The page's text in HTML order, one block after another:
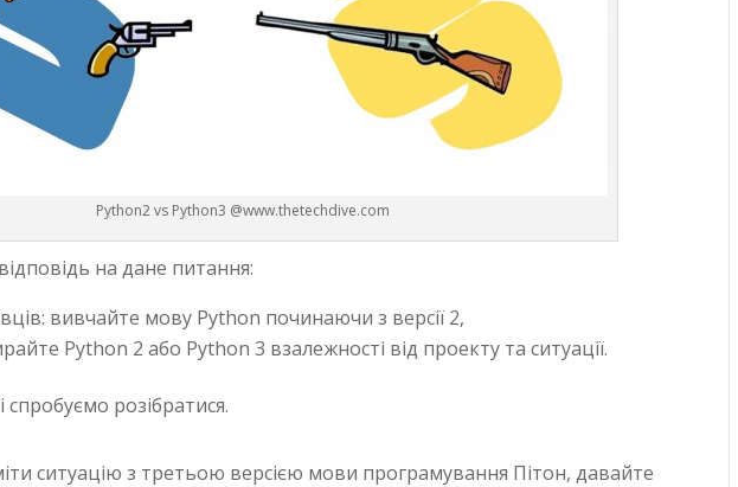
Python2 vs Python3 @www.thetechdive.com
на дане питання:
вивчайте мову Python починаючи з версії 2,
Python 2 або Python 3 взалежності від проекту та ситуації.
спробуємо розібратися.
ситуацію з третьою версією мови програмування Пітон, давайте